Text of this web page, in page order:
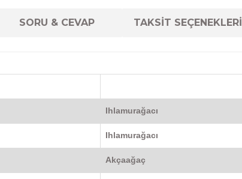
SORU & CEVAP TAKSİT SEÇENEKLERİ
Ihlamurağacı
Ihlamurağacı
Akçaağaç